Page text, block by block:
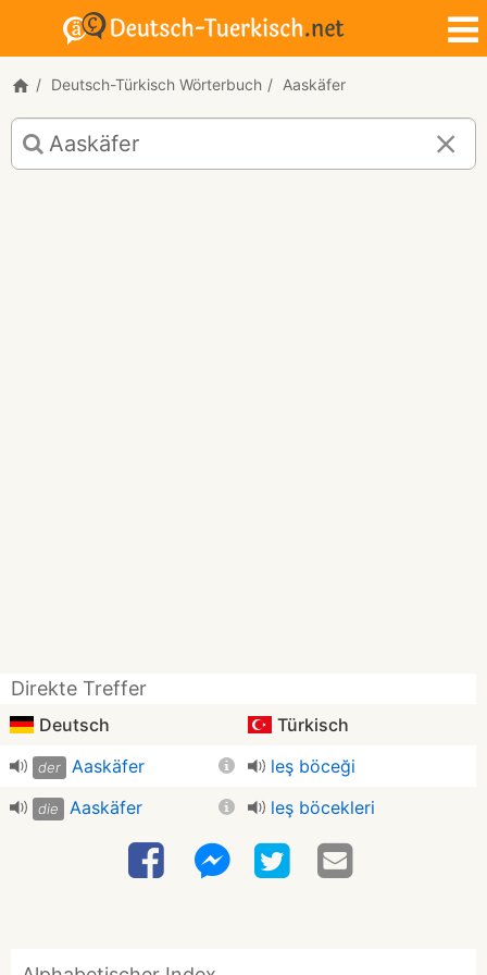
Deutsch-Türkisch Wörterbuch Aaskäfer
Deutsch-
Türkisch
Übersetzung
Direkte Treffer
Deutsch Türkisch
der Aaskäfer leş böceği
die Aaskäfer leş böcekleri